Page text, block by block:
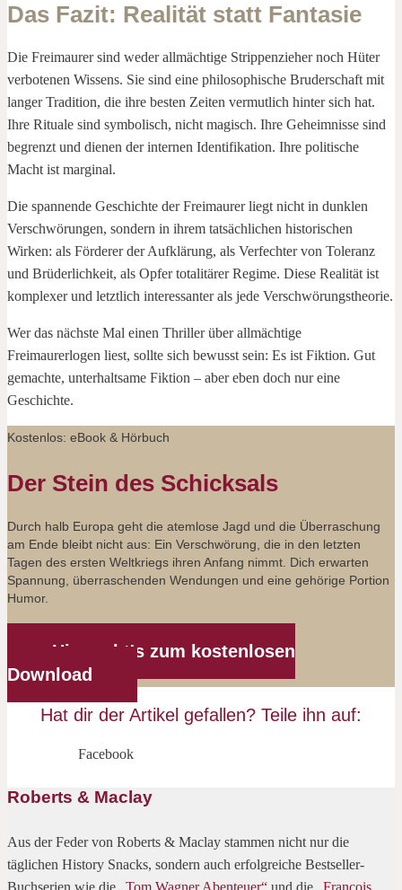
Das Fazit: Realität statt Fantasie
Die Freimaurer sind weder allmächtige Strippenzieher noch Hüter
verbotenen Wissens. Sie sind eine philosophische Bruderschaft mit
langer Tradition, die ihre besten Zeiten vermutlich hinter sich hat.
Ihre Rituale sind symbolisch, nicht magisch. Ihre Geheimnisse sind
begrenzt und dienen der internen Identifikation. Ihre politische
Macht ist marginal.
Die spannende Geschichte der Freimaurer liegt nicht in dunklen
Verschwörungen, sondern in ihrem tatsächlichen historischen
Wirken: als Förderer der Aufklärung, als Verfechter von Toleranz
und Brüderlichkeit, als Opfer totalitärer Regime. Diese Realität ist
komplexer und letztlich interessanter als jede Verschwörungstheorie.
Wer das nächste Mal einen Thriller über allmächtige
Freimaurerlogen liest, sollte sich bewusst sein: Es ist Fiktion. Gut
gemachte, unterhaltsame Fiktion – aber eben doch nur eine
Geschichte.
Kostenlos: eBook & Hörbuch
Der Stein des Schicksals
Durch halb Europa geht die atemlose Jagd und die Überraschung
am Ende bleibt nicht aus: Ein Verschwörung, die in den letzten
Tagen des ersten Weltkriegs ihren Anfang nimmt. Dich erwarten
Spannung, überraschenden Wendungen und eine gehörige Portion
Humor.
Hier geht's zum kostenlosen
Download
Hat dir der Artikel gefallen? Teile ihn auf:
Facebook
Roberts & Maclay
Aus der Feder von Roberts & Maclay stammen nicht nur die
täglichen History Snacks, sondern auch erfolgreiche Bestseller-
Buchserien wie die „Tom Wagner Abenteuer“ und die „François